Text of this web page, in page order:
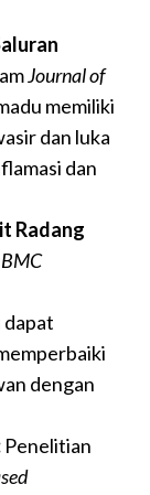
Journal of
memiliki
dan luka
dan
Radang
BMC
dapat
dengan
Penelitian